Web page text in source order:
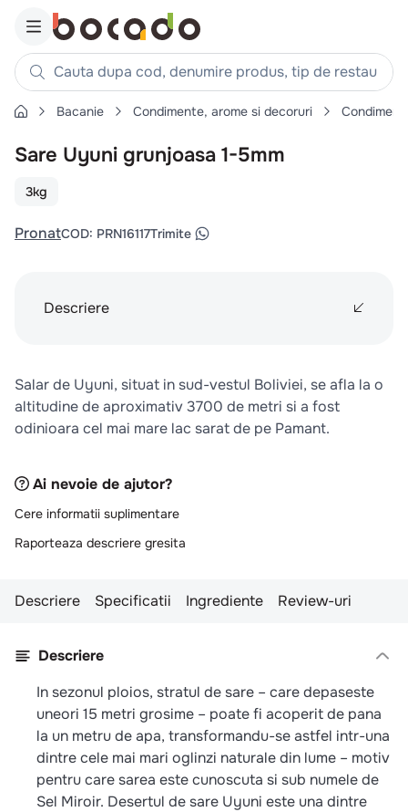
Cauta dupa cod, denumire produs, tip de restaurant,
Căutări populare
1. cartofi
.
4. chifle
coaste
9. croissant
10.pizza
Bacanie Condimente, arome si decoruri
Sare Uyuni grunjoasa 1-5mm
3kg
PronatCOD: PRN16117Trimite
Descriere
Salar de Uyuni, situat in sud-vestul Boliviei, se afla la o
altitudine de aproximativ 3700 de metri si a fost
odinioara cel mai mare lac sarat de pe Pamant.
Ai nevoie de ajutor?
Cere informatii suplimentare
Raporteaza descriere gresita
Descriere Specificatii Ingrediente Review-uri
Descriere
In sezonul ploios, stratul de sare – care depaseste
uneori 15 metri grosime – poate fi acoperit de pana
la un metru de apa, transformandu-se astfel intr-una
dintre cele mai mari oglinzi naturale din lume – motiv
pentru care sarea este cunoscuta si sub numele de
Sel Miroir. Desertul de sare Uyuni este una dintre